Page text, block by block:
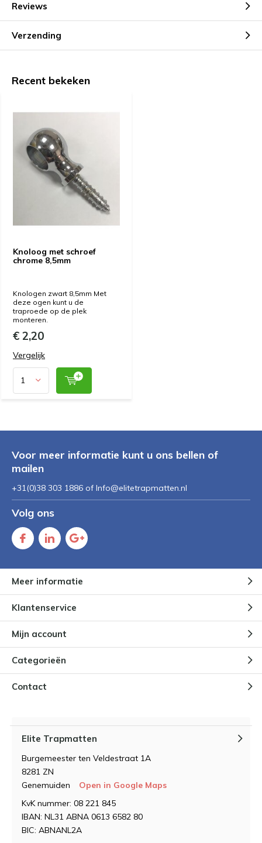
Reviews
Verzending
Recent bekeken
Knoloog met schroef
chrome 8,5mm
Knologen zwart 8,5mm Met
deze ogen kunt u de
traproede op de plek
monteren.
€ 2,20
Vergelijk
Voor meer informatie kunt u ons bellen of
mailen
+31(0)38 303 1886 of Info@elitetrapmatten.nl
Volg ons
Meer informatie
Klantenservice
Mijn account
Categorieën
Contact
Elite Trapmatten
Burgemeester ten Veldestraat 1A
8281 ZN
Genemuiden
Open in Google Maps
KvK nummer: 08 221 845
IBAN: NL31 ABNA 0613 6582 80
BIC: ABNANL2A